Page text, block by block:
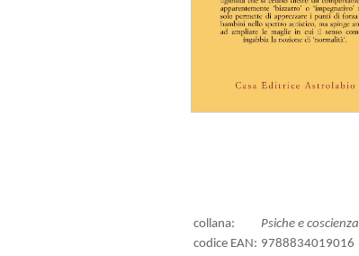
collana:
Psiche e coscienza
codice EAN: 9788834019016